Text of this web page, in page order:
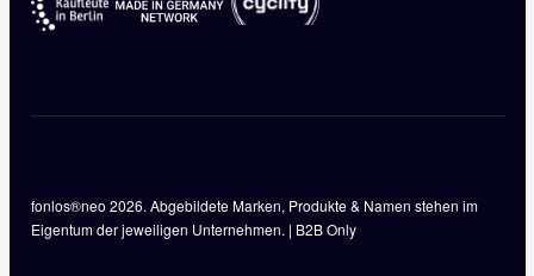
fonlos®neo 2026. Abgebildete Marken, Produkte & Namen stehen im
Eigentum der jeweiligen Unternehmen. | B2B Only